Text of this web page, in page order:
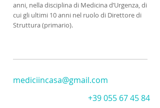
anni, nella disciplina di Medicina d’Urgenza, di
cui gli ultimi 10 anni nel ruolo di Direttore di
Struttura (primario).
mediciincasa@gmail.com
+39 055 67 45 84